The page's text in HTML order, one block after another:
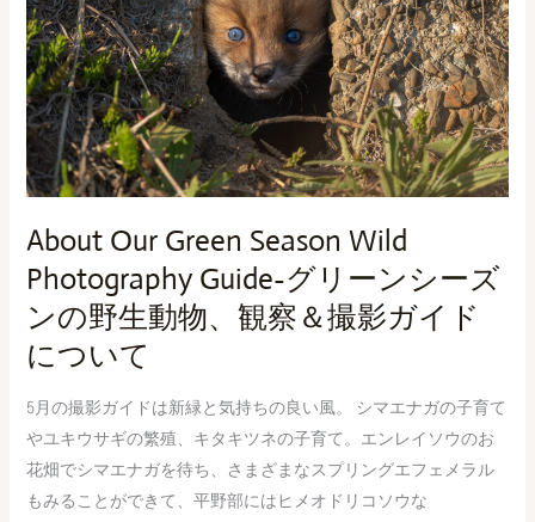
About Our Green Season Wild
Photography Guide-グリーンシーズ
ンの野生動物、観察＆撮影ガイド
について
5月の撮影ガイドは新緑と気持ちの良い風。 シマエナガの子育て
やユキウサギの繁殖、キタキツネの子育て。エンレイソウのお
花畑でシマエナガを待ち、さまざまなスプリングエフェメラル
もみることができて、平野部にはヒメオドリコソウな
Wild
Photography
Guide-
グ
リ
ー
ン
シ
ズ
ン
の
生
動
物、
観